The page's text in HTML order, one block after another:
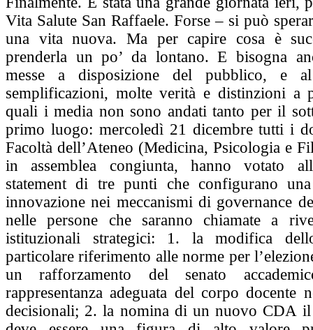
Vita Salute San Raffaele. Forse – si può
una vita nuova. Ma per capire cosa è
prenderla un po’ da lontano. E bisogna
messe a disposizione del pubblico, e
semplificazioni, molte verità e distinzioni a
quali i media non sono andati tanto per il
primo luogo: mercoledì 21 dicembre tutti i
Facoltà dell’Ateneo (Medicina, Psicologia e
in assemblea congiunta, hanno votato
statement di tre punti che configurano
innovazione nei meccanismi di governance
nelle persone che saranno chiamate a
istituzionali strategici: 1. la modifica
particolare riferimento alle norme per
un rafforzamento del senato
rappresentanza adeguata del corpo docente
decisionali; 2. la nomina di un nuovo CDA il